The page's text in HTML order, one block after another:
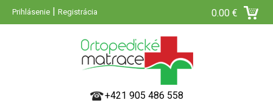
Prihlásenie | Registrácia 0.00 €
+421 905 486 558